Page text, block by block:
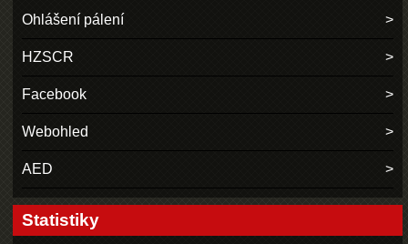
Ohlášení pálení
HZSCR
Facebook
Webohled
AED
Statistiky